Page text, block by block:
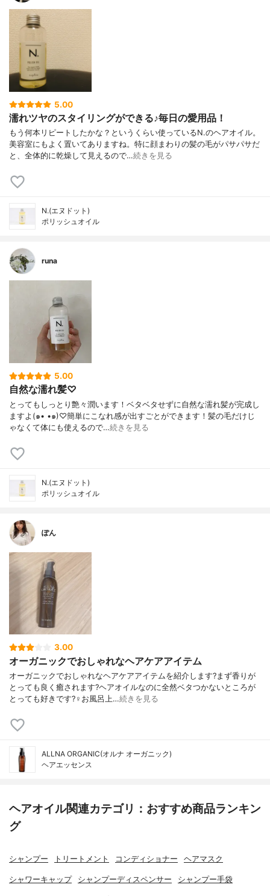
5.00
濡れツヤのスタイリングができる♪毎日の愛用品！
もう何本リピートしたかな？というくらい使っているN.のヘアオイル。
美容室にもよく置いてありますね。特に顔まわりの髪の毛がパサパサだ
と、全体的に乾燥して見えるので…続きを見る
N.(エヌドット)
ポリッシュオイル
runa
5.00
自然な濡れ髪♡
とってもしっとり艶々潤います！ベタベタせずに自然な濡れ髪が完成し
ますよ(๑• •๑)♡︎簡単にこなれ感が出すごとができます！髪の毛だけじ
ゃなくて体にも使えるので…続きを見る
N.(エヌドット)
ポリッシュオイル
ぽん
3.00
オーガニックでおしゃれなヘアケアアイテム
オーガニックでおしゃれなヘアケアアイテムを紹介します?まず香りが
とっても良く癒されます?ヘアオイルなのに全然ベタつかないところが
とっても好きです?‍♀️お風呂上…続きを見る
ALLNA ORGANIC(オルナ オーガニック)
ヘアエッセンス
ヘアオイル関連カテゴリ：おすすめ商品ランキン
グ
シャンプー トリートメント コンディショナー ヘアマスク
シャワーキャップ シャンプーディスペンサー シャンプー手袋